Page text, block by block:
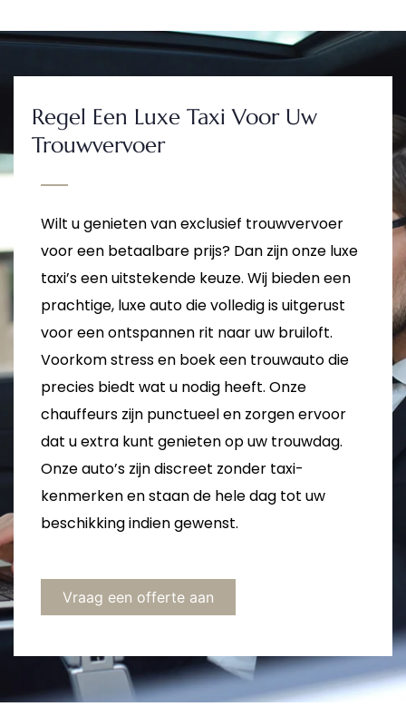
Regel Een Luxe Taxi Voor Uw
Trouwvervoer
Wilt u genieten van exclusief trouwvervoer
voor een betaalbare prijs? Dan zijn onze luxe
taxi’s een uitstekende keuze. Wij bieden een
prachtige, luxe auto die volledig is uitgerust
voor een ontspannen rit naar uw bruiloft.
Voorkom stress en boek een trouwauto die
precies biedt wat u nodig heeft. Onze
chauffeurs zijn punctueel en zorgen ervoor
dat u extra kunt genieten op uw trouwdag.
Onze auto’s zijn discreet zonder taxi-
kenmerken en staan de hele dag tot uw
beschikking indien gewenst.
Vraag een offerte aan